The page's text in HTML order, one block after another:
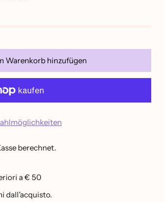
Warenkorb hinzufügen
berechnet.
a € 50
dall'acquisto.